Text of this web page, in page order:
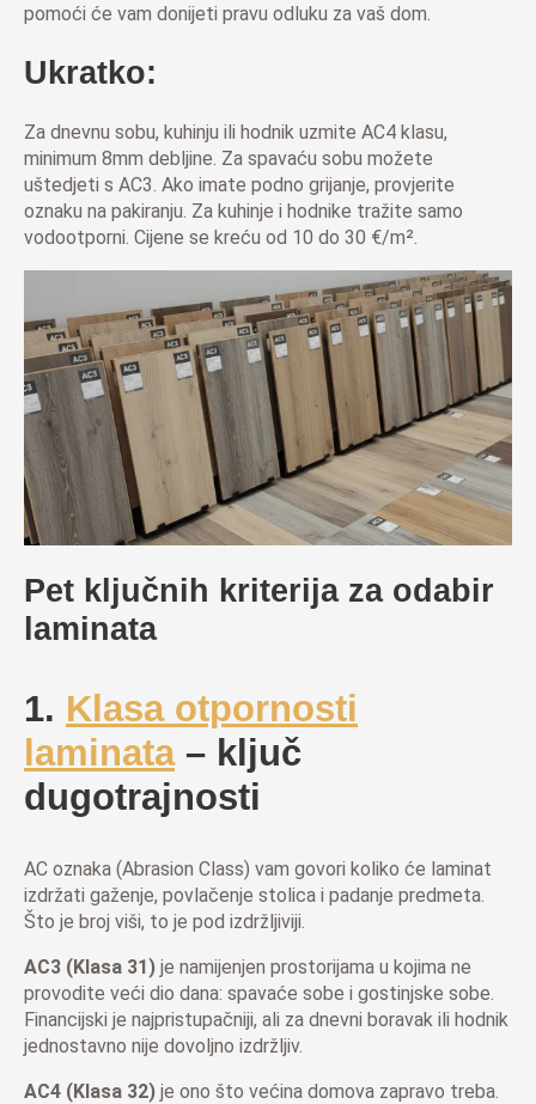
pomoći će vam donijeti pravu odluku za vaš dom.
Ukratko:
​​Za dnevnu sobu, kuhinju ili hodnik uzmite AC4 klasu,
minimum 8mm debljine. Za spavaću sobu možete
uštedjeti s AC3. Ako imate podno grijanje, provjerite
oznaku na pakiranju. Za kuhinje i hodnike tražite samo
vodootporni. Cijene se kreću od 10 do 30 €/m².
Pet ključnih kriterija za odabir
laminata
1. Klasa otpornosti
laminata– ključ
dugotrajnosti
AC oznaka (Abrasion Class) vam govori koliko će laminat
izdržati gaženje, povlačenje stolica i padanje predmeta.
Što je broj viši, to je pod izdržljiviji.
AC3 (Klasa 31) je namijenjen prostorijama u kojima ne
provodite veći dio dana: spavaće sobe i gostinjske sobe.
Financijski je najpristupačniji, ali za dnevni boravak ili hodnik
jednostavno nije dovoljno izdržljiv.
AC4 (Klasa 32) je ono što većina domova zapravo treba.